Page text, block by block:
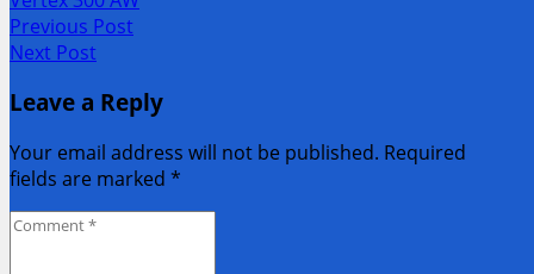
Post
navigation
Previous Post
Previous
Next Post
Post:
Leave a Reply
Your email address will not be published. Required
fields are marked *
Comment